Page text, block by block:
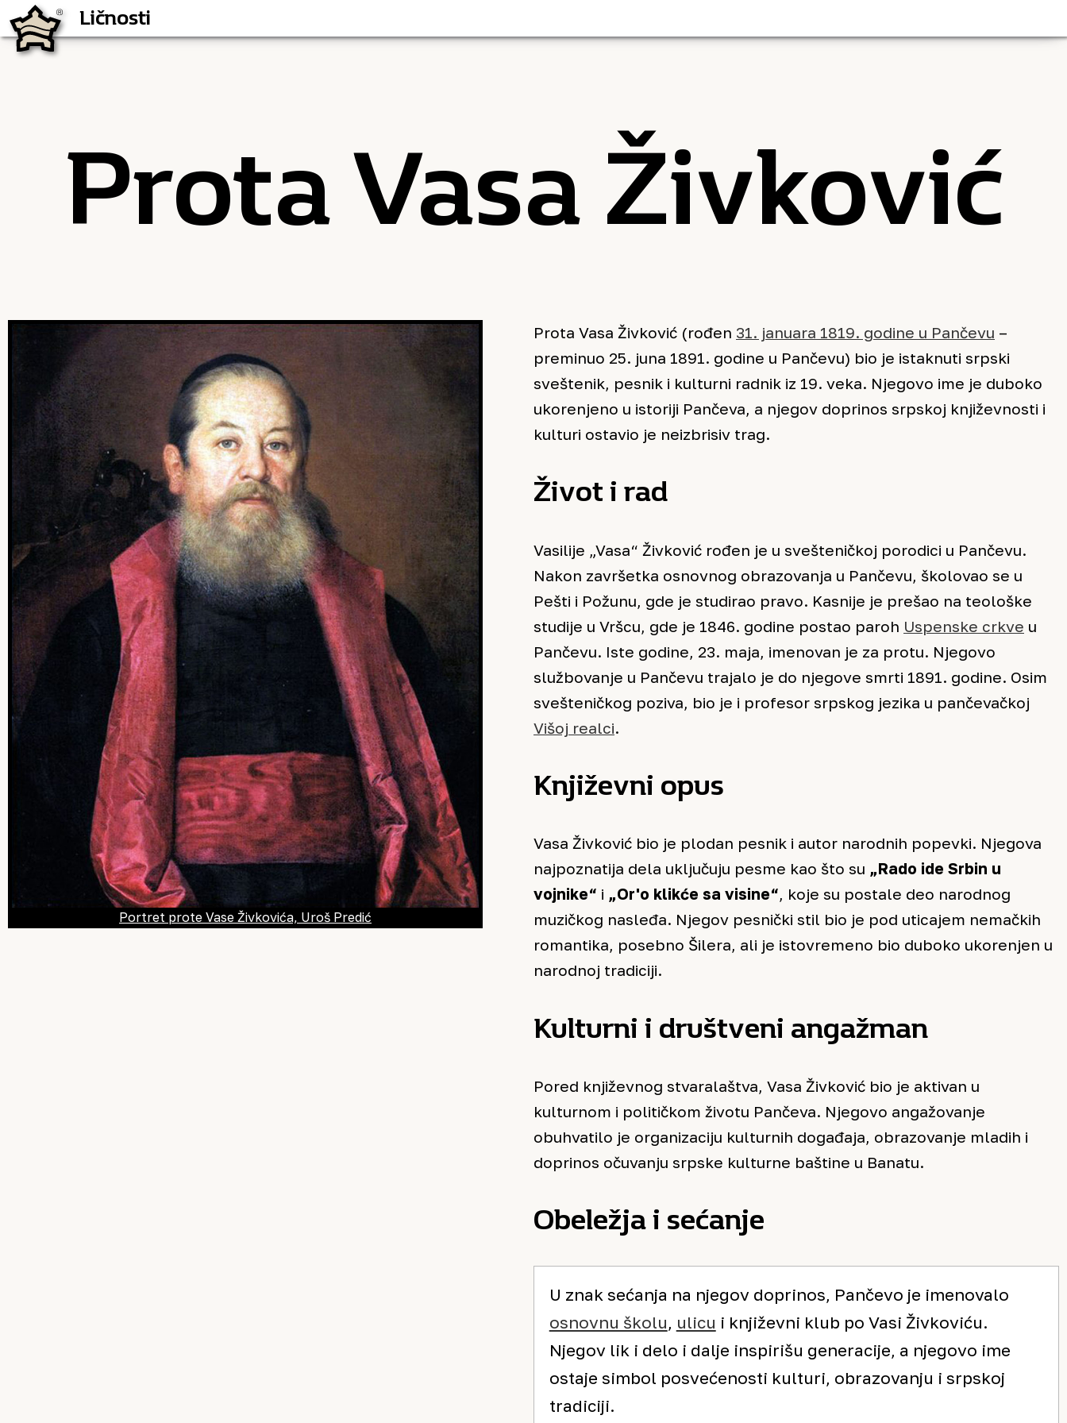
Ličnosti
Ličnosti
Prota Vasa Živković
Portret prote Vase Živkovića, Uroš Predić
Prota Vasa Živković (rođen 31. januara 1819. godine u Pančevu –
preminuo 25. juna 1891. godine u Pančevu) bio je istaknuti srpski
sveštenik, pesnik i kulturni radnik iz 19. veka. Njegovo ime je duboko
ukorenjeno u istoriji Pančeva, a njegov doprinos srpskoj književnosti i
kulturi ostavio je neizbrisiv trag.
Život i rad
Vasilije „Vasa“ Živković rođen je u svešteničkoj porodici u Pančevu.
Nakon završetka osnovnog obrazovanja u Pančevu, školovao se u
Pešti i Požunu, gde je studirao pravo. Kasnije je prešao na teološke
studije u Vršcu, gde je 1846. godine postao paroh Uspenske crkve u
Pančevu. Iste godine, 23. maja, imenovan je za protu. Njegovo
službovanje u Pančevu trajalo je do njegove smrti 1891. godine. Osim
svešteničkog poziva, bio je i profesor srpskog jezika u pančevačkoj
Višoj realci.
Književni opus
Vasa Živković bio je plodan pesnik i autor narodnih popevki. Njegova
najpoznatija dela uključuju pesme kao što su „Rado ide Srbin u
vojnike“ i „Or'o klikće sa visine“, koje su postale deo narodnog
muzičkog nasleđa. Njegov pesnički stil bio je pod uticajem nemačkih
romantika, posebno Šilera, ali je istovremeno bio duboko ukorenjen u
narodnoj tradiciji.
Kulturni i društveni angažman
Pored književnog stvaralaštva, Vasa Živković bio je aktivan u
kulturnom i političkom životu Pančeva. Njegovo angažovanje
obuhvatilo je organizaciju kulturnih događaja, obrazovanje mladih i
doprinos očuvanju srpske kulturne baštine u Banatu.
Obeležja i sećanje
U znak sećanja na njegov doprinos, Pančevo je imenovalo
osnovnu školu, ulicu i književni klub po Vasi Živkoviću.
Njegov lik i delo i dalje inspirišu generacije, a njegovo ime
ostaje simbol posvećenosti kulturi, obrazovanju i srpskoj
tradiciji.